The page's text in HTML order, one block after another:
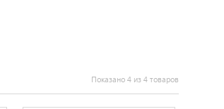
Показано 4 из 4 товаров